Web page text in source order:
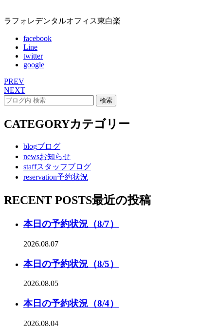
ラフォレデンタルオフィス東白楽
facebook
Line
twitter
google
PREV
NEXT
CATEGORYカテゴリー
blogブログ
newsお知らせ
staffスタッフブログ
reservation予約状況
RECENT POSTS最近の投稿
本日の予約状況（8/7）
2026.08.07
本日の予約状況（8/5）
2026.08.05
本日の予約状況（8/4）
2026.08.04